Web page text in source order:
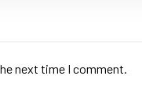
next time I comment.